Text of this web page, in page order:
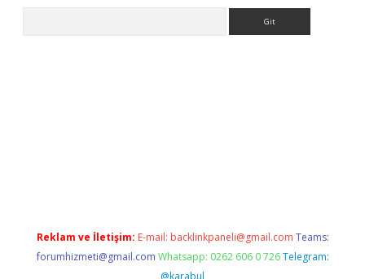
Reklam ve İletişim: E-mail: backlinkpaneli@gmail.com Teams:
forumhizmeti@gmail.com Whatsapp: 0262 606 0 726 Telegram:
@karabul